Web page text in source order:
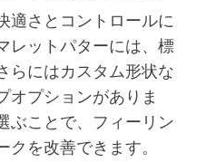
適さとコントロールに
レットパターには、標
らにはカスタム形状な
オプションがありま
ぶことで、フィーリン
を改善できます。